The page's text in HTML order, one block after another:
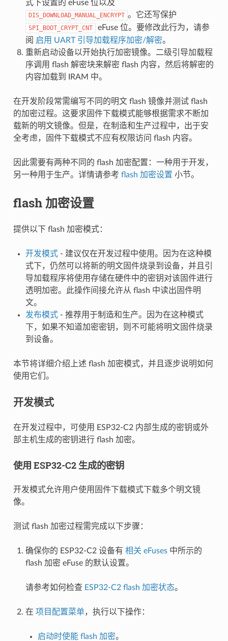
式下设置的 eFuse 位以及
DIS_DOWNLOAD_MANUAL_ENCRYPT 。它还写保护
SPI_BOOT_CRYPT_CNT
eFuse 位。要修改此行为，请参
阅 启用 UART 引导加载程序加密/解密。
重新启动设备以开始执行加密镜像。二级引导加载程
序调用 flash 解密块来解密 flash 内容，然后将解密的
内容加载到 IRAM 中。
在开发阶段常需编写不同的明文 flash 镜像并测试 flash
的加密过程。这要求固件下载模式能够根据需求不断加
载新的明文镜像。但是，在制造和生产过程中，出于安
全考虑，固件下载模式不应有权限访问 flash 内容。
因此需要有两种不同的 flash 加密配置：一种用于开发，
另一种用于生产。详情请参考 flash 加密设置 小节。
flash 加密设置
提供以下 flash 加密模式：
开发模式- 建议仅在开发过程中使用。因为在这种模
式下，仍然可以将新的明文固件烧录到设备，并且引
导加载程序将使用存储在硬件中的密钥对该固件进行
透明加密。此操作间接允许从 flash 中读出固件明
文。
发布模式- 推荐用于制造和生产。因为在这种模式
下，如果不知道加密密钥，则不可能将明文固件烧录
到设备。
本节将详细介绍上述 flash 加密模式，并且逐步说明如何
使用它们。
开发模式
在开发过程中，可使用 ESP32-C2 内部生成的密钥或外
部主机生成的密钥进行 flash 加密。
使用 ESP32-C2 生成的密钥
开发模式允许用户使用固件下载模式下载多个明文镜
像。
测试 flash 加密过程需完成以下步骤：
确保你的 ESP32-C2 设备有 相关 eFuses中所示的
flash 加密 eFuse 的默认设置。
请参考如何检查 ESP32-C2 flash 加密状态。
在 项目配置菜单，执行以下操作：
启动时使能 flash 加密。